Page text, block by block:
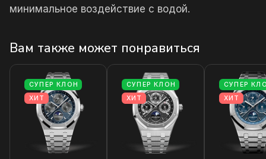
минимальное воздействие с водой.
Вам также может понравиться
СУПЕР КЛОН
ХИТ
СУПЕР КЛОН
ХИТ
СУПЕР
ХИТ